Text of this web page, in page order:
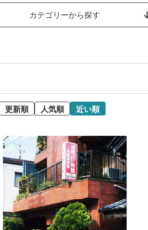
カテゴリーから探す
更新順 人気順 近い順